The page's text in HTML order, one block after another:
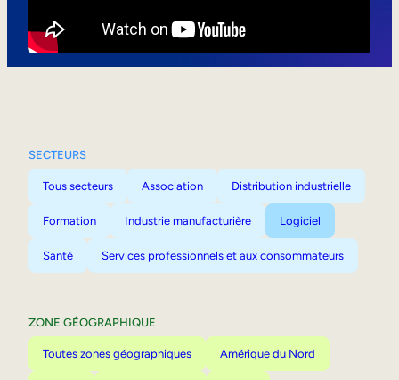
SECTEURS
Tous secteurs Association Distribution industrielle
Formation Industrie manufacturière Logiciel
Santé Services professionnels et aux consommateurs
ZONE GÉOGRAPHIQUE
Toutes zones géographiques Amérique du Nord